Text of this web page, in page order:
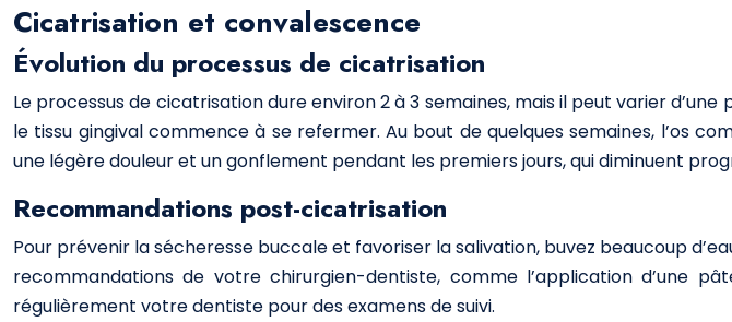
Cicatrisation et convalescence
Évolution du processus de cicatrisation
Le processus de cicatrisation dure environ 2 à 3 semaines, mais il peut varier
le tissu gingival commence à se refermer. Au bout de quelques semaines, l’os
une légère douleur et un gonflement pendant les premiers jours, qui diminuent
Recommandations post-cicatrisation
Pour prévenir la sécheresse buccale et favoriser la salivation, buvez beaucoup
recommandations de votre chirurgien-dentiste, comme l’application d’une
régulièrement votre dentiste pour des examens de suivi.